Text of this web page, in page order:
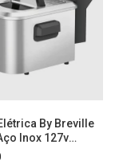
By Breville
Inox 127v